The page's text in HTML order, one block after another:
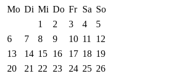
Mo Di Mi Do Fr Sa So
1
2 3 4
5
6
7 8 9 10 11
12
13
14 15 16 17 18 19
20
21 22 23 24 25 26